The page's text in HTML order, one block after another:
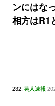
ンにはな
相方はR1
232: 芸人速報